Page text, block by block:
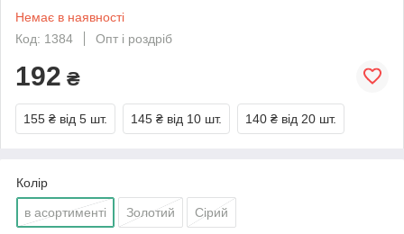
Немає в наявності
Код: 1384
Опт і роздріб
192 ₴
155 ₴ від 5 шт. 145 ₴ від 10 шт. 140 ₴ від 20 шт.
Колір
в асортименті Золотий Сірий